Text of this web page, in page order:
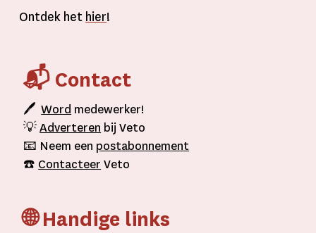
Ontdek het hier!
📬 Contact
🖊Word medewerker!
💡Adverteren bij Veto
📧 Neem een postabonnement
☎️ Contacteer Veto
🌐 Handige links